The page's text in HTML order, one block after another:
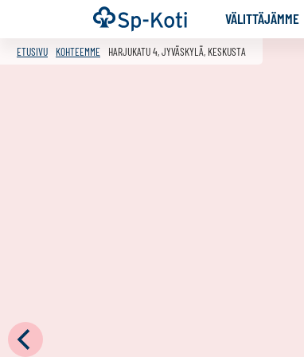
Siirry
sisältöön
Etusivu VÄLITTÄJÄMME
ETUSIVU KOHTEEMME HARJUKATU 4, JYVÄSKYLÄ, KESKUSTA